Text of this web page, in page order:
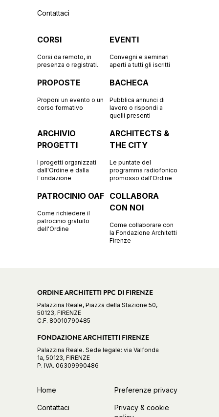
Contattaci
CORSI
Corsi da remoto, in
presenza o registrati.
EVENTI
Convegni e seminari
aperti a tutti gli iscritti
PROPOSTE
Proponi un evento o un
corso formativo
BACHECA
Pubblica annunci di
lavoro o rispondi a
quelli presenti
ARCHIVIO
PROGETTI
I progetti organizzati
dall'Ordine e dalla
Fondazione
ARCHITECTS &
THE CITY
Le puntate del
programma radiofonico
promosso dall'Ordine
PATROCINIO OAF
Come richiedere il
patrocinio gratuito
dell'Ordine
COLLABORA
CON NOI
Come collaborare con
la Fondazione Architetti
Firenze
ORDINE ARCHITETTI PPC DI FIRENZE
Palazzina Reale, Piazza della Stazione 50,
50123, FIRENZE
C.F. 80010790485
FONDAZIONE ARCHITETTI FIRENZE
Palazzina Reale. Sede legale: via Valfonda
1a, 50123, FIRENZE
P. IVA. 06309990486
Home
Contattaci
Preferenze privacy
Privacy & cookie